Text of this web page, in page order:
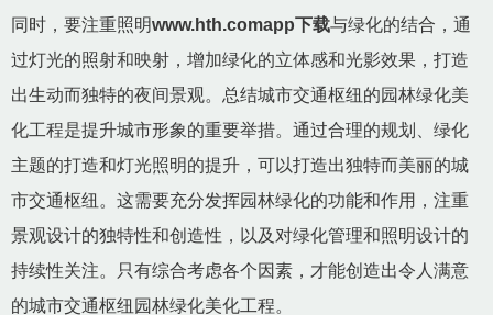
同时，要注重照明www.hth.comapp下载与绿化的结合，通
过灯光的照射和映射，增加绿化的立体感和光影效果，打造
出生动而独特的夜间景观。总结城市交通枢纽的园林绿化美
化工程是提升城市形象的重要举措。通过合理的规划、绿化
主题的打造和灯光照明的提升，可以打造出独特而美丽的城
市交通枢纽。这需要充分发挥园林绿化的功能和作用，注重
景观设计的独特性和创造性，以及对绿化管理和照明设计的
持续性关注。只有综合考虑各个因素，才能创造出令人满意
的城市交通枢纽园林绿化美化工程。